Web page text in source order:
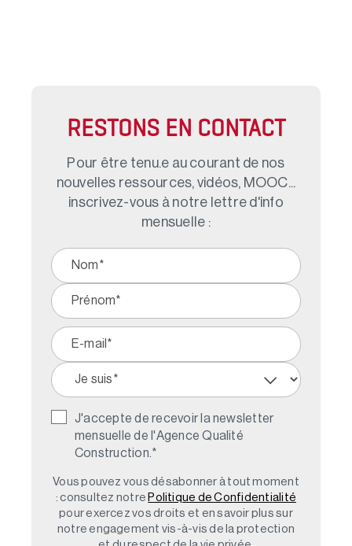
RESTONS EN CONTACT
Pour être tenu.e au courant de nos
nouvelles ressources, vidéos, MOOC...
inscrivez-vous à notre lettre d'info
mensuelle :
J'accepte de recevoir la newsletter
mensuelle de l'Agence Qualité
Construction. *
Vous pouvez vous désabonner à tout moment
: consultez notre Politique de Confidentialité
pour exercez vos droits et en savoir plus sur
notre engagement vis-à-vis de la protection